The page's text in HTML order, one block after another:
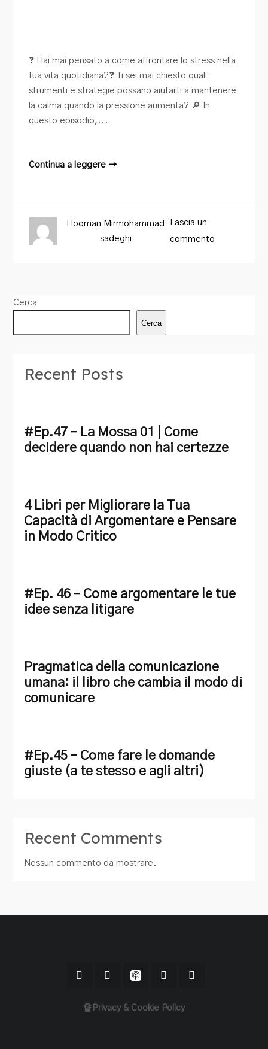
❓ Hai mai pensato a come affrontare lo stress nella
tua vita quotidiana?❓ Ti sei mai chiesto quali
strumenti e strategie possano aiutarti a mantenere
la calma quando la pressione aumenta? 🔎 In
questo episodio,...
Continua a leggere →
Lascia un
commento
Hooman Mirmohammad
sadeghi
Cerca
Cerca
Recent Posts
#Ep.47 – La Mossa 01 | Come
decidere quando non hai certezze
4 Libri per Migliorare la Tua
Capacità di Argomentare e Pensare
in Modo Critico
#Ep. 46 – Come argomentare le tue
idee senza litigare
Pragmatica della comunicazione
umana: il libro che cambia il modo di
comunicare
#Ep.45 – Come fare le domande
giuste (a te stesso e agli altri)
Recent Comments
Nessun commento da mostrare.
🔏Privacy & Cookie Policy